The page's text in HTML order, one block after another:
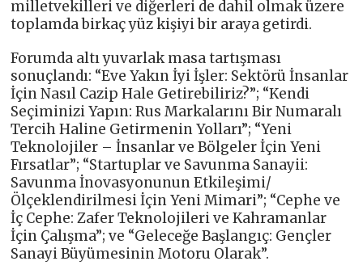
milletvekilleri ve diğerleri de dahil olmak üzere
toplamda birkaç yüz kişiyi bir araya getirdi.
Forumda altı yuvarlak masa tartışması
sonuçlandı: “Eve Yakın İyi İşler: Sektörü İnsanlar
İçin Nasıl Cazip Hale Getirebiliriz?”; “Kendi
Seçiminizi Yapın: Rus Markalarını Bir Numaralı
Tercih Haline Getirmenin Yolları”; “Yeni
Teknolojiler – İnsanlar ve Bölgeler İçin Yeni
Fırsatlar”; “Startuplar ve Savunma Sanayii:
Savunma İnovasyonunun Etkileşimi/
Ölçeklendirilmesi İçin Yeni Mimari”; “Cephe ve
İç Cephe: Zafer Teknolojileri ve Kahramanlar
İçin Çalışma”; ve “Geleceğe Başlangıç: Gençler
Sanayi Büyümesinin Motoru Olarak”.